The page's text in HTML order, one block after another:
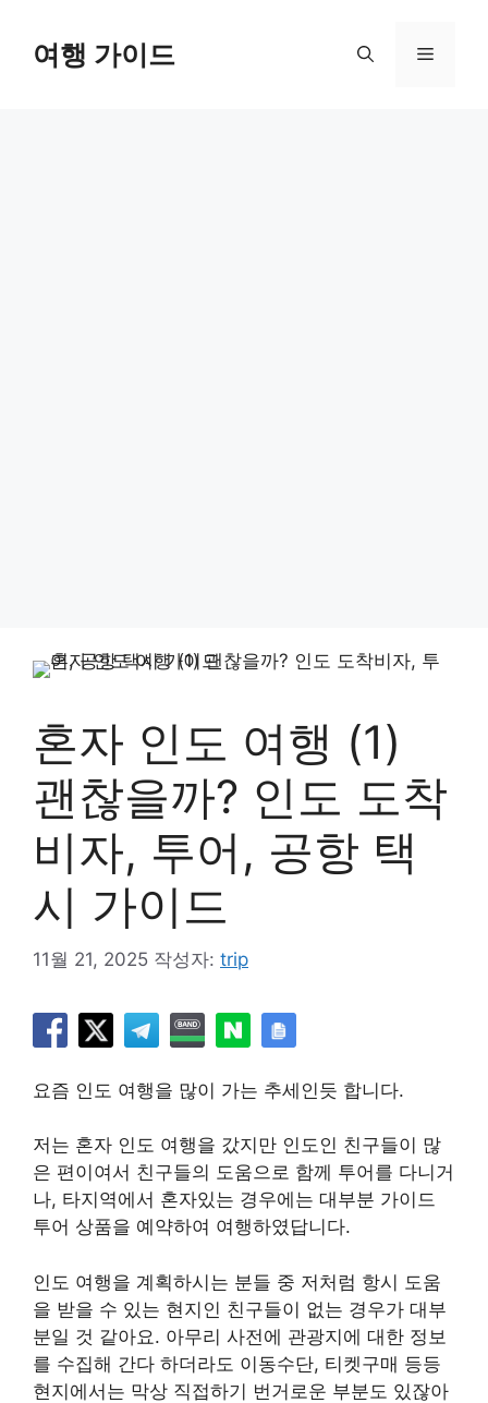
여행 가이드 메
혼자 인도 여행 (1)
괜찮을까? 인도 도착
비자, 투어, 공항 택
시 가이드
11월 21, 2025 작성자: trip
요즘 인도 여행을 많이 가는 추세인듯 합니다.
저는 혼자 인도 여행을 갔지만 인도인 친구들이 많
은 편이여서 친구들의 도움으로 함께 투어를 다니거
나, 타지역에서 혼자있는 경우에는 대부분 가이드
투어 상품을 예약하여 여행하였답니다.
인도 여행을 계획하시는 분들 중 저처럼 항시 도움
을 받을 수 있는 현지인 친구들이 없는 경우가 대부
분일 것 같아요. 아무리 사전에 관광지에 대한 정보
를 수집해 간다 하더라도 이동수단, 티켓구매 등등
현지에서는 막상 직접하기 번거로운 부분도 있잖아